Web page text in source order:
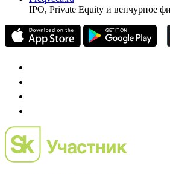
IPO, Private Equity и венчурное